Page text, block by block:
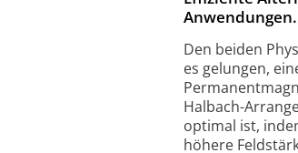
Anwendungen.
Den beiden
es gelungen,
Halbach-
optimal ist,
höhere